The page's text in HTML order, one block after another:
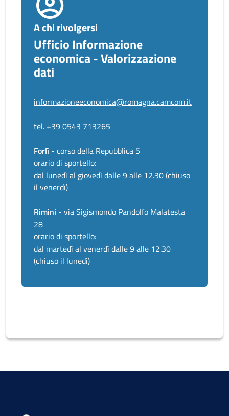
A chi rivolgersi
Ufficio Informazione
economica - Valorizzazione
dati
informazioneeconomica@romagna.camcom.it
tel. +39 0543 713265
Forlì - corso della Repubblica 5
orario di sportello:
dal lunedì al giovedì dalle 9 alle 12.30 (chiuso
il venerdì)
Rimini - via Sigismondo Pandolfo Malatesta
28
orario di sportello:
dal martedì al venerdì dalle 9 alle 12.30
(chiuso il lunedì)